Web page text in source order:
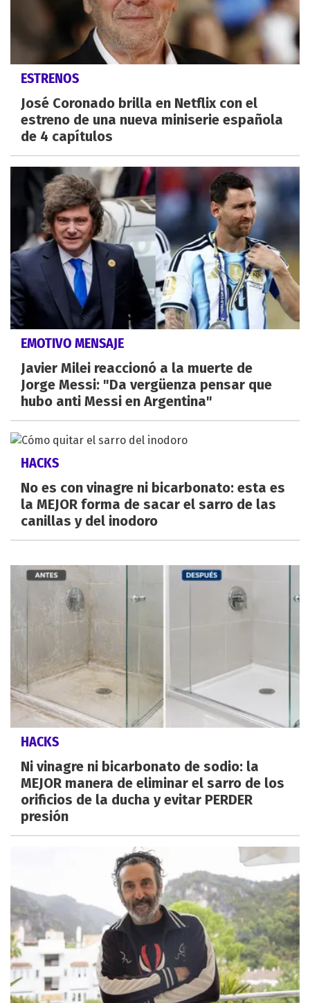
ESTRENOS
José Coronado brilla en Netflix con el
estreno de una nueva miniserie española
de 4 capítulos
EMOTIVO MENSAJE
Javier Milei reaccionó a la muerte de
Jorge Messi: "Da vergüenza pensar que
hubo anti Messi en Argentina"
HACKS
No es con vinagre ni bicarbonato: esta es
la MEJOR forma de sacar el sarro de las
canillas y del inodoro
HACKS
Ni vinagre ni bicarbonato de sodio: la
MEJOR manera de eliminar el sarro de los
orificios de la ducha y evitar PERDER
presión